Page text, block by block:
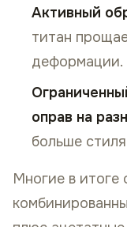
Активный
титан
деформации.
оправ на
больше
Многие в итоге